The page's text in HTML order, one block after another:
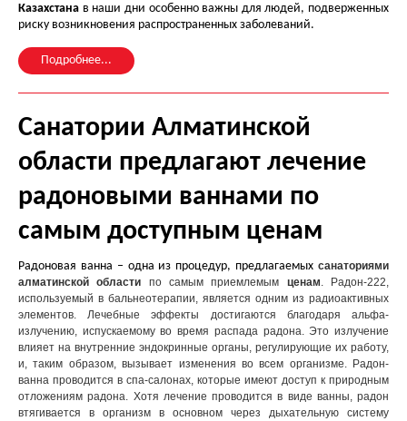
Казахстана в наши дни особенно важны для людей, подверженных
риску возникновения распространенных заболеваний.
Подробнее...
Санатории Алматинской
области предлагают лечение
радоновыми ваннами по
самым доступным ценам
Радоновая ванна – одна из процедур, предлагаемых санаториями
алматинской области по самым приемлемым ценам . Радон-222,
используемый в бальнеотерапии, является одним из радиоактивных
элементов. Лечебные эффекты достигаются благодаря альфа-
излучению, испускаемому во время распада радона. Это излучение
влияет на внутренние эндокринные органы, регулирующие их работу,
и, таким образом, вызывает изменения во всем организме. Радон-
ванна проводится в спа-салонах, которые имеют доступ к природным
отложениям радона. Хотя лечение проводится в виде ванны, радон
втягивается в организм в основном через дыхательную систему